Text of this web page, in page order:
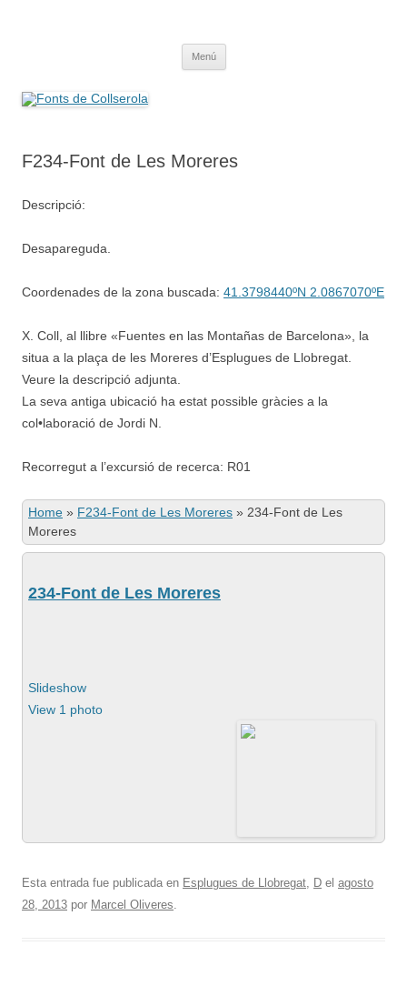
Menú
F234-Font de Les Moreres
Descripció:
Desapareguda.
Coordenades de la zona buscada: 41.3798440ºN 2.0867070ºE
X. Coll, al llibre «Fuentes en las Montañas de Barcelona», la
situa a la plaça de les Moreres d’Esplugues de Llobregat.
Veure la descripció adjunta.
La seva antiga ubicació ha estat possible gràcies a la
col•laboració de Jordi N.
Recorregut a l’excursió de recerca: R01
Home » F234-Font de Les Moreres » 234-Font de Les
Moreres
234-Font de Les Moreres
Slideshow
View 1 photo
Esta entrada fue publicada en Esplugues de Llobregat, D el agosto
28, 2013 por Marcel Oliveres.